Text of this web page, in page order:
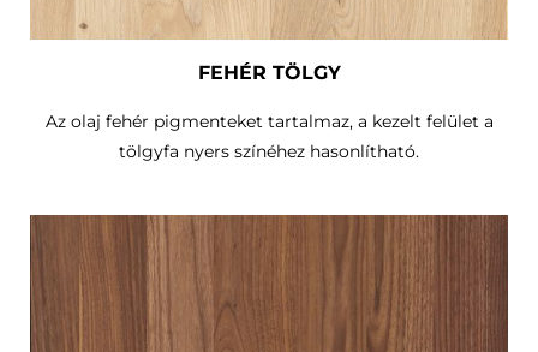
FEHÉR TÖLGY
Az olaj fehér pigmenteket tartalmaz, a kezelt felület a
tölgyfa nyers színéhez hasonlítható.